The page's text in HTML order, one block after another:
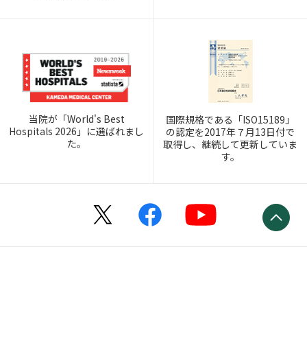
当院が「World's Best
Hospitals 2026」に選ばれまし
た。
国際規格である「ISO15189」
の認定を2017年７月13日付で
取得し、継続して更新していま
す。